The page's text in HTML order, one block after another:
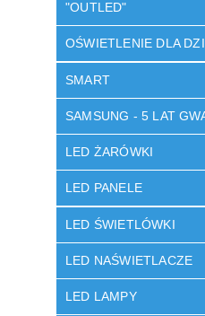
"OUTLED"
OŚWIETLENIE DLA
SMART
SAMSUNG - 5 LAT
LED ŻARÓWKI
LED PANELE
LED ŚWIETLÓWKI
LED NAŚWIETLACZE
LED LAMPY